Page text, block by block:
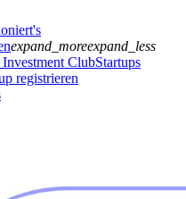
expand_moreexpand_less
Investment ClubStartups
registrieren